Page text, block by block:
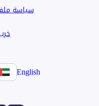
سياسة
English